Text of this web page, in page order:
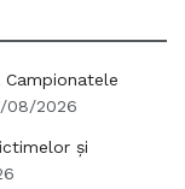
08/2026
și